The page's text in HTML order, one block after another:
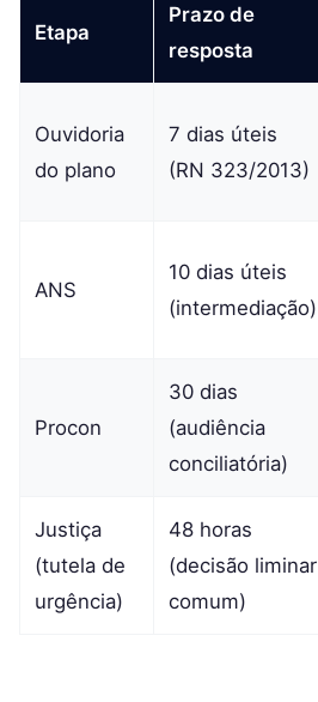
Etapa
Prazo de
resposta
Ouvidoria
do plano
7 dias úteis
(RN 323/2013)
ANS
10 dias úteis
(intermediação)
Procon
30 dias
(audiência
conciliatória)
Justiça
(tutela de
urgência)
48 horas
(decisão liminar
comum)